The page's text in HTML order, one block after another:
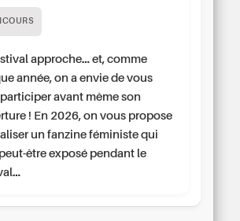
approche… et, comme
année, on a envie de vous
avant même son
! En 2026, on vous propose
un fanzine féministe qui
être exposé pendant le